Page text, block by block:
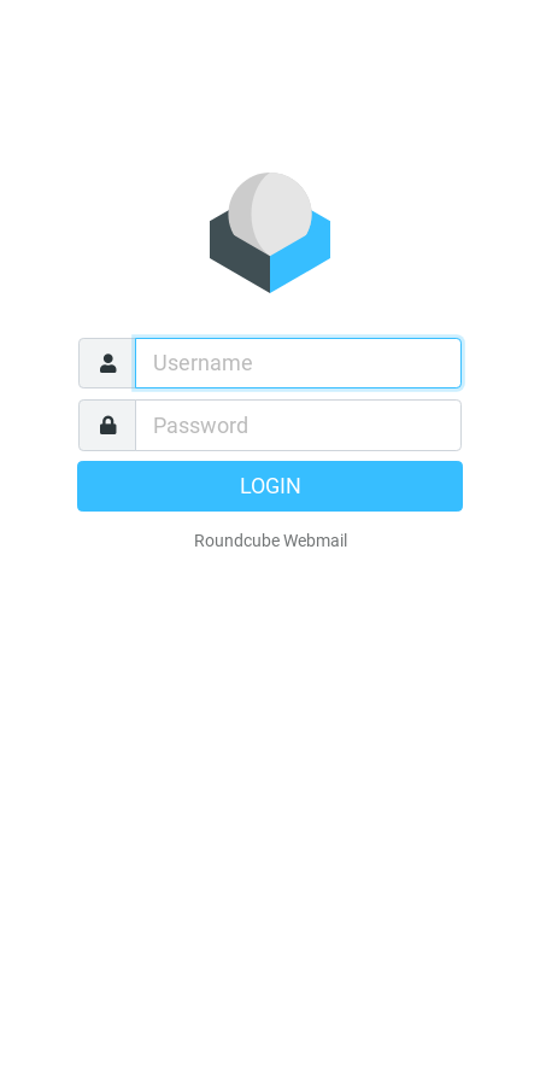
LOGIN
Roundcube Webmail